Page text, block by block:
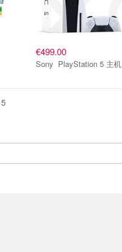
€499.00
Sony PlayStation 5 主机
5